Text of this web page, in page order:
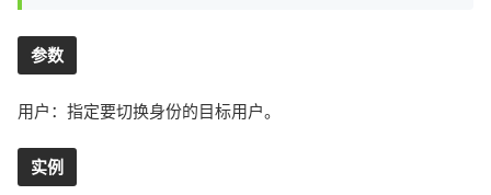
参数
用户：指定要切换身份的目标用户。
实例